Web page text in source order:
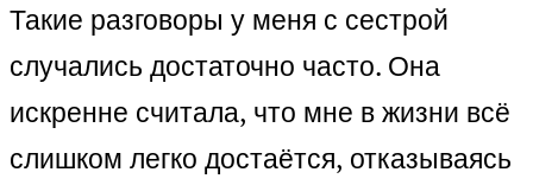
Такие разговоры у меня с сестрой
случались достаточно часто. Она
искренне считала, что мне в жизни всё
слишком легко достаётся, отказываясь